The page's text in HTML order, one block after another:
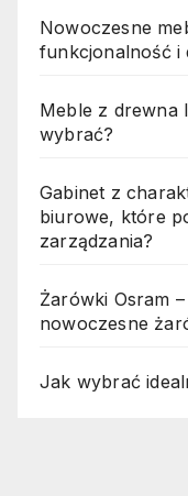
Nowoczesne
funkcjonalność i
Meble z drewna
wybrać?
Gabinet z
biurowe, które
zarządzania?
Żarówki Osram
nowoczesne
Jak wybrać